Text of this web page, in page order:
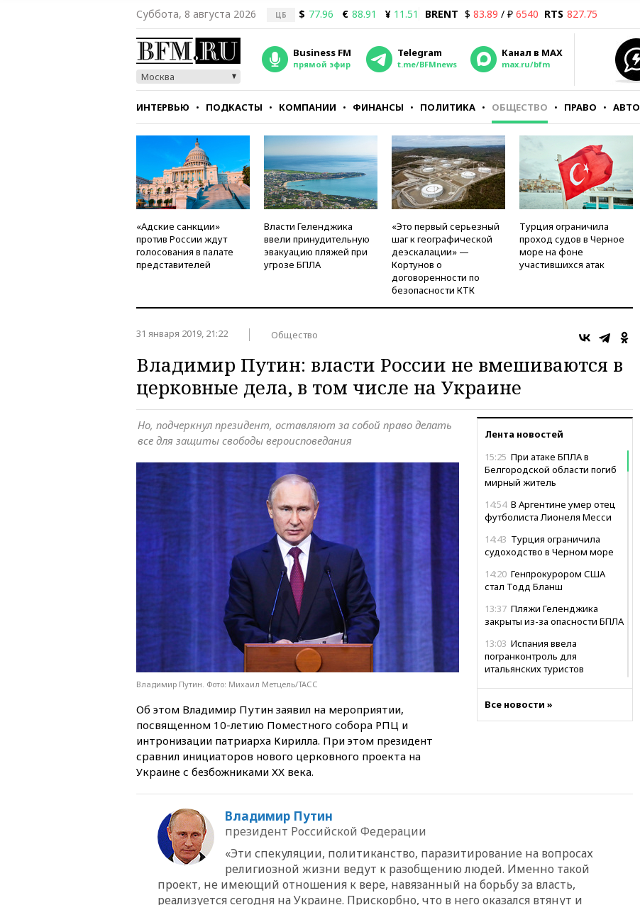
Суббота, 8 августа 2026 ЦБ $ 77.96 € 88.91 ¥ 11.51 BRENT $ 83.89 / ₽ 6540 RTS 827.75
Москва
Business FM
прямой эфир
Telegram
t.me/BFMnews
Канал в MAX
max.ru/bfm
ИНТЕРВЬЮ ПОДКАСТЫ КОМПАНИИ ФИНАНСЫ ПОЛИТИКА ОБЩЕСТВО ПРАВО АВТО
СТИЛЬ ТЕСТЫ
«Адские санкции»
против России ждут
голосования в палате
представителей
Власти Геленджика
ввели принудительную
эвакуацию пляжей при
угрозе БПЛА
«Это первый серьезный
шаг к географической
деэскалации» —
Кортунов о
договоренности по
безопасности КТК
Турция ограничила
проход судов в Черное
море на фоне
участившихся атак
31 января 2019, 21:22 Общество
Владимир Путин: власти России не вмешиваются в
церковные дела, в том числе на Украине
Лента новостей
15:25 При атаке БПЛА в
Белгородской области погиб
мирный житель
14:54 В Аргентине умер отец
футболиста Лионеля Месси
14:43 Турция ограничила
судоходство в Черном море
14:20 Генпрокурором США
стал Тодд Бланш
13:37 Пляжи Геленджика
закрыты из-за опасности БПЛА
13:03 Испания ввела
погранконтроль для
итальянских туристов
12:27Возгорание на Ильском
НПЗ, вызванное атакой БПЛА,
катера и лодки под Самарой
09:55 Силы ПВО перехватили
за утро 85 БПЛА над
территорией РФ
Все новости »
Но, подчеркнул президент, оставляют за собой право делать
все для защиты свободы вероисповедания
Владимир Путин. Фото: Михаил Метцель/ТАСС
Об этом Владимир Путин заявил на мероприятии,
посвященном 10-летию Поместного собора РПЦ и
интронизации патриарха Кирилла. При этом президент
сравнил инициаторов нового церковного проекта на
Украине с безбожниками ХХ века.
Владимир Путин
президент Российской Федерации
«Эти спекуляции, политиканство, паразитирование на вопросах
религиозной жизни ведут к разобщению людей. Именно такой
проект, не имеющий отношения к вере, навязанный на борьбу за власть,
реализуется сегодня на Украине. Прискорбно, что в него оказался втянут и